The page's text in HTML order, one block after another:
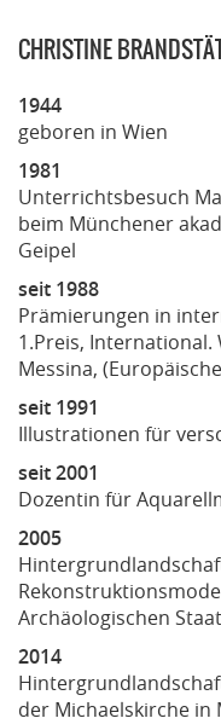
CHRISTINE
1944
geboren in Wien
1981
Unterrichtsbesuch
beim Münchener
Geipel
seit 1988
Prämierungen in
1.Preis, International.
Messina,
seit 1991
Illustrationen für
seit 2001
Dozentin für
2005
Archäologischen
2014
der Michaelskirche in